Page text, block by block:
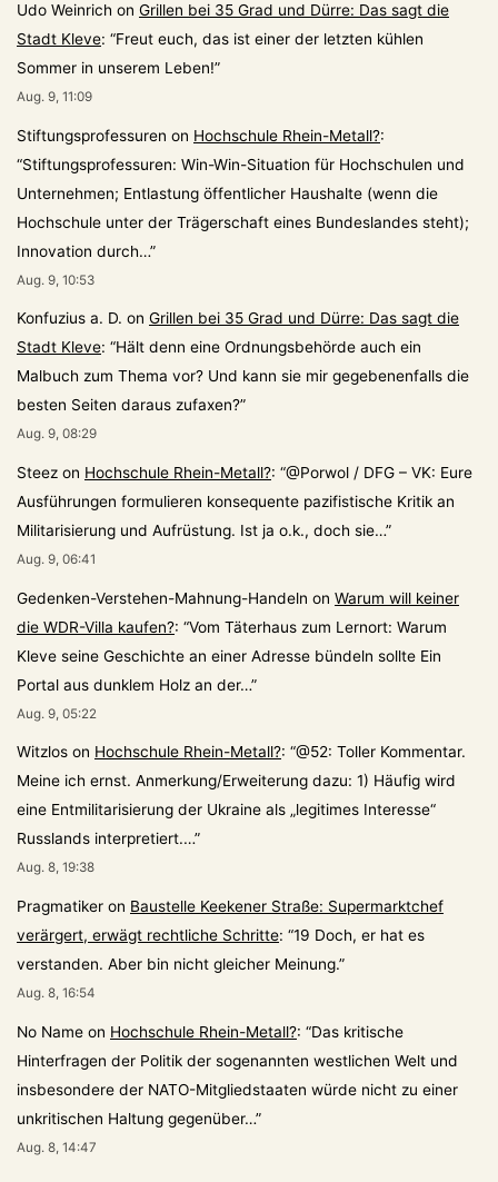
Udo Weinrich on Grillen bei 35 Grad und Dürre: Das sagt die
Stadt Kleve: “Freut euch, das ist einer der letzten kühlen
Sommer in unserem Leben!”
Aug. 9, 11:09
Stiftungsprofessuren on Hochschule Rhein-Metall?:
“Stiftungsprofessuren: Win-Win-Situation für Hochschulen und
Unternehmen; Entlastung öffentlicher Haushalte (wenn die
Hochschule unter der Trägerschaft eines Bundeslandes steht);
Innovation durch…”
Aug. 9, 10:53
Konfuzius a. D. on Grillen bei 35 Grad und Dürre: Das sagt die
Stadt Kleve: “Hält denn eine Ordnungsbehörde auch ein
Malbuch zum Thema vor? Und kann sie mir gegebenenfalls die
besten Seiten daraus zufaxen?”
Aug. 9, 08:29
Steez on Hochschule Rhein-Metall?: “@Porwol / DFG – VK: Eure
Ausführungen formulieren konsequente pazifistische Kritik an
Militarisierung und Aufrüstung. Ist ja o.k., doch sie…”
Aug. 9, 06:41
Gedenken-Verstehen-Mahnung-Handeln on Warum will keiner
die WDR-Villa kaufen?: “Vom Täterhaus zum Lernort: Warum
Kleve seine Geschichte an einer Adresse bündeln sollte Ein
Portal aus dunklem Holz an der…”
Aug. 9, 05:22
Witzlos on Hochschule Rhein-Metall?: “@52: Toller Kommentar.
Meine ich ernst. Anmerkung/Erweiterung dazu: 1) Häufig wird
eine Entmilitarisierung der Ukraine als „legitimes Interesse“
Russlands interpretiert.…”
Aug. 8, 19:38
Pragmatiker on Baustelle Keekener Straße: Supermarktchef
verärgert, erwägt rechtliche Schritte: “19 Doch, er hat es
verstanden. Aber bin nicht gleicher Meinung.”
Aug. 8, 16:54
No Name on Hochschule Rhein-Metall?: “Das kritische
Hinterfragen der Politik der sogenannten westlichen Welt und
insbesondere der NATO-Mitgliedstaaten würde nicht zu einer
unkritischen Haltung gegenüber…”
Aug. 8, 14:47